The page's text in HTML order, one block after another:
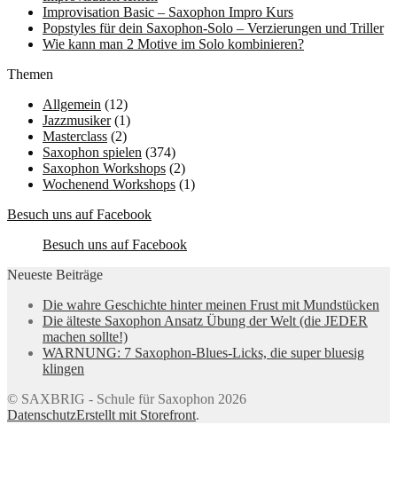
Improvisation Basic – Saxophon Impro Kurs
Popstyles für dein Saxophon-Solo – Verzierungen und Triller
Wie kann man 2 Motive im Solo kombinieren?
Themen
Allgemein (12)
Jazzmusiker(1)
Masterclass (2)
Saxophon spielen (374)
Saxophon Workshops (2)
Wochenend Workshops (1)
Besuch uns auf Facebook
Besuch uns auf Facebook
Neueste Beiträge
Die wahre Geschichte hinter meinen Frust mit Mundstücken
Die älteste Saxophon Ansatz Übung der Welt (die JEDER
machen sollte!)
WARNUNG: 7 Saxophon-Blues-Licks, die super bluesig
klingen
© SAXBRIG - Schule für Saxophon 2026
DatenschutzErstellt mit Storefront.